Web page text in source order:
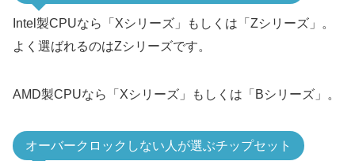
X670, X670E
A620
5世代 AM5
X670
B650
Intel製CPUなら「Xシリーズ」もしくは「Zシリーズ」。
よく選ばれるのはZシリーズです。
AMD製CPUなら「Xシリーズ」もしくは「Bシリーズ」。
オーバークロックしない人が選ぶチップセット